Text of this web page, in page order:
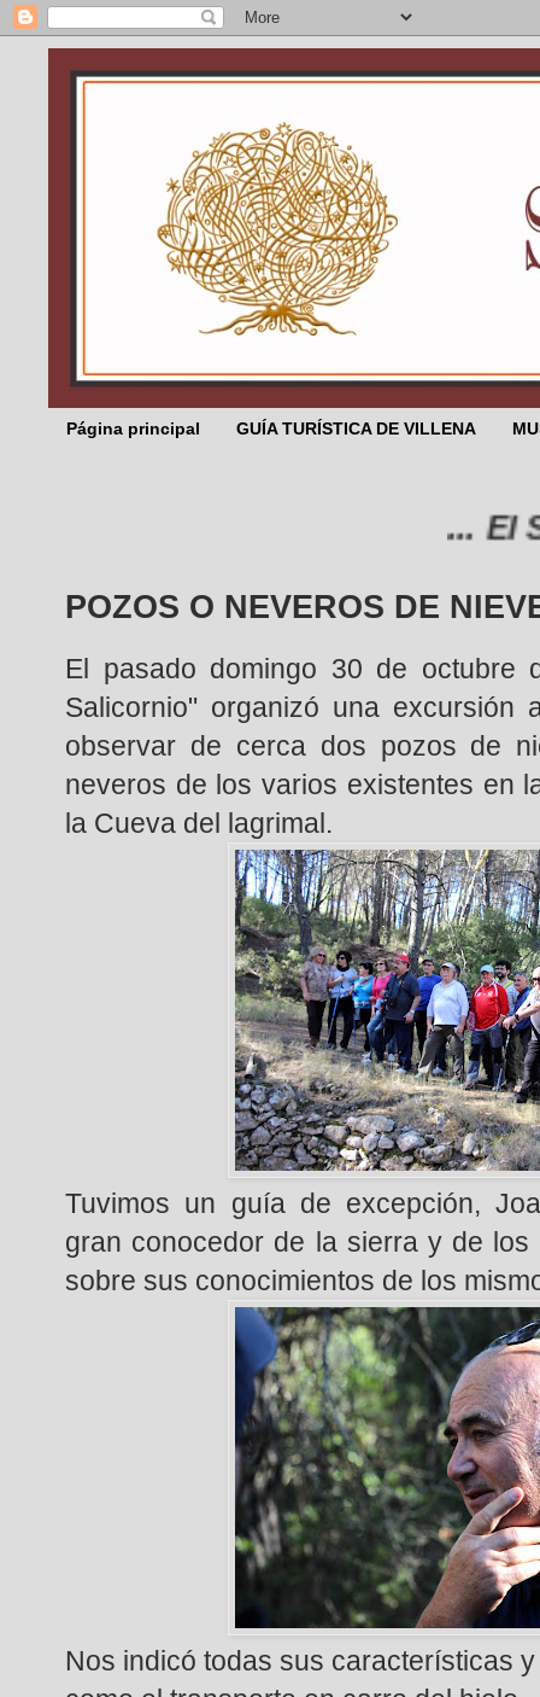
Página principal GUÍA TURÍSTICA DE VILLENA
... El
POZOS O NEVEROS DE
El pasado domingo 30 de octubre
Salicornio" organizó una
observar de cerca dos pozos de
neveros de los varios existentes en
la Cueva del lagrimal.
Tuvimos un guía de excepción,
gran conocedor de la sierra y de
sobre sus conocimientos de los
Nos indicó todas sus características